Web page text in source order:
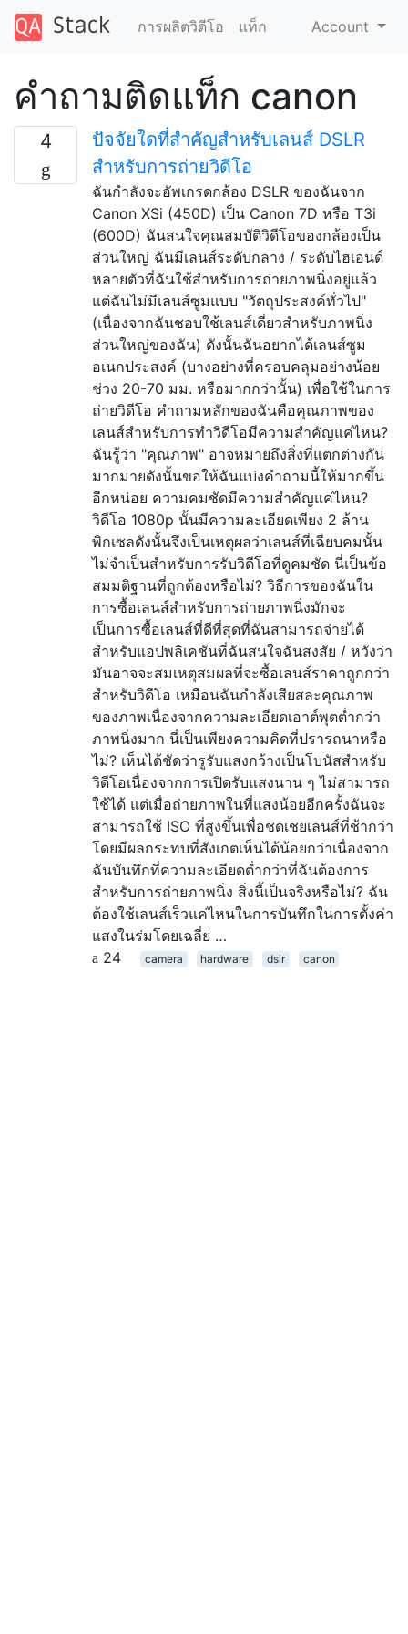
การผลิตวิดีโอ แท็ก Account
คำถามติดแท็ก canon
4
ปัจจัยใดที่สำคัญสำหรับเลนส์ DSLR
สำหรับการถ่ายวิดีโอ
ฉันกำลังจะอัพเกรดกล้อง DSLR ของฉันจาก
Canon XSi (450D) เป็น Canon 7D หรือ T3i
(600D) ฉันสนใจคุณสมบัติวิดีโอของกล้องเป็น
ส่วนใหญ่ ฉันมีเลนส์ระดับกลาง / ระดับไฮเอนด์
หลายตัวที่ฉันใช้สำหรับการถ่ายภาพนิ่งอยู่แล้ว
แต่ฉันไม่มีเลนส์ซูมแบบ "วัตถุประสงค์ทั่วไป"
(เนื่องจากฉันชอบใช้เลนส์เดี่ยวสำหรับภาพนิ่ง
ส่วนใหญ่ของฉัน) ดังนั้นฉันอยากได้เลนส์ซูม
อเนกประสงค์ (บางอย่างที่ครอบคลุมอย่างน้อย
ช่วง 20-70 มม. หรือมากกว่านั้น) เพื่อใช้ในการ
ถ่ายวิดีโอ คำถามหลักของฉันคือคุณภาพของ
เลนส์สำหรับการทำวิดีโอมีความสำคัญแค่ไหน?
ฉันรู้ว่า "คุณภาพ" อาจหมายถึงสิ่งที่แตกต่างกัน
มากมายดังนั้นขอให้ฉันแบ่งคำถามนี้ให้มากขึ้น
อีกหน่อย ความคมชัดมีความสำคัญแค่ไหน?
วิดีโอ 1080p นั้นมีความละเอียดเพียง 2 ล้าน
พิกเซลดังนั้นจึงเป็นเหตุผลว่าเลนส์ที่เฉียบคมนั้น
ไม่จำเป็นสำหรับการรับวิดีโอที่ดูคมชัด นี่เป็นข้อ
สมมติฐานที่ถูกต้องหรือไม่? วิธีการของฉันใน
การซื้อเลนส์สำหรับการถ่ายภาพนิ่งมักจะ
เป็นการซื้อเลนส์ที่ดีที่สุดที่ฉันสามารถจ่ายได้
สำหรับแอปพลิเคชันที่ฉันสนใจฉันสงสัย / หวังว่า
มันอาจจะสมเหตุสมผลที่จะซื้อเลนส์ราคาถูกกว่า
สำหรับวิดีโอ เหมือนฉันกำลังเสียสละคุณภาพ
ของภาพเนื่องจากความละเอียดเอาต์พุตต่ำกว่า
ภาพนิ่งมาก นี่เป็นเพียงความคิดที่ปรารถนาหรือ
ไม่? เห็นได้ชัดว่ารูรับแสงกว้างเป็นโบนัสสำหรับ
วิดีโอเนื่องจากการเปิดรับแสงนาน ๆ ไม่สามารถ
ใช้ได้ แต่เมื่อถ่ายภาพในที่แสงน้อยอีกครั้งฉันจะ
สามารถใช้ ISO ที่สูงขึ้นเพื่อชดเชยเลนส์ที่ช้ากว่า
โดยมีผลกระทบที่สังเกตเห็นได้น้อยกว่าเนื่องจาก
ฉันบันทึกที่ความละเอียดต่ำกว่าที่ฉันต้องการ
สำหรับการถ่ายภาพนิ่ง สิ่งนี้เป็นจริงหรือไม่? ฉัน
ต้องใช้เลนส์เร็วแค่ไหนในการบันทึกในการตั้งค่า
แสงในร่มโดยเฉลี่ย …
24
camera hardware dslr canon